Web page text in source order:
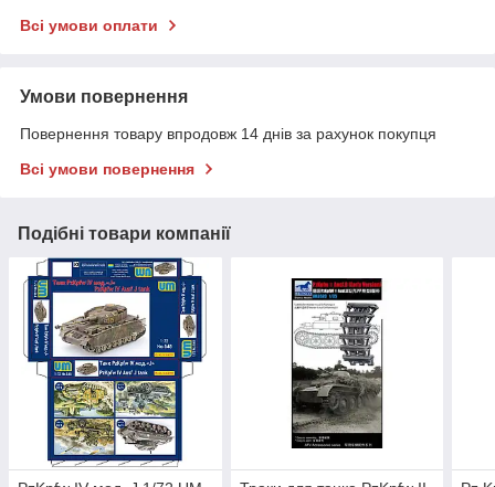
Всі умови оплати
Умови повернення
Повернення товару впродовж 14 днів за рахунок покупця
Всі умови повернення
Подібні товари компанії